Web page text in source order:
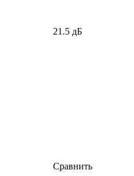
21.5 дБ
Сравнить